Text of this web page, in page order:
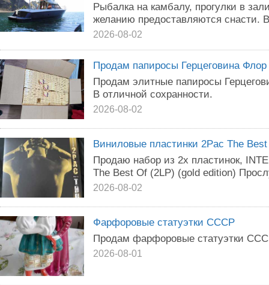
Рыбалка на камбалу, прогулки в
желанию предоставляются снасти.
2026-08-02
Продам папиросы Герцеговина Флор
Продам элитные папиросы
В отличной сохранности.
2026-08-02
Виниловые пластинки 2Pac The
Продаю набор из 2х пластинок,
The Best Of (2LP) (gold edition)
2026-08-02
Фарфоровые статуэтки СССР
Продам фарфоровые статуэтки
2026-08-01